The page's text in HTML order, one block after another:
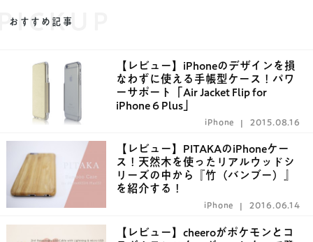
おすすめ記事
【レビュー】iPhoneのデザインを損
なわずに使える手帳型ケース！パワ
ーサポート「Air Jacket Flip for
iPhone 6 Plus」
iPhone 2015.08.16
【レビュー】PITAKAのiPhoneケー
ス！天然木を使ったリアルウッドシ
リーズの中から『竹（バンブー）』
を紹介する！
iPhone 2016.06.14
【レビュー】cheeroがポケモンとコ